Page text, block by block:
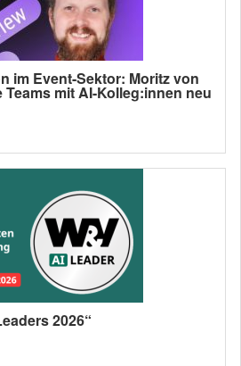
im Event-Sektor: Moritz von
Teams mit AI-Kolleg:innen neu
2026“